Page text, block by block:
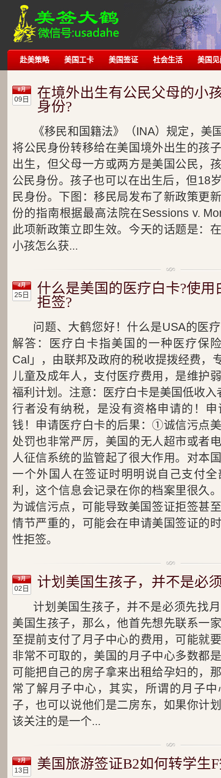
赴美策略 美国工卡 美国签证 社会生活 美国见
8月
09日
在境外出生有公民父母的小
身份?
《移民和国籍法》（INA）规定，美
将公民身份转移给在美国境外出生的孩
出生，但父母一方或两方是美国公民，
公民身份。孩子也可以在出生后，但18
民身份。下图：移民局发布了新政策更
份的指南根据最高法院在Sessions v.
此项新政策立即生效。今天的话题是：
小孩怎么获...
4月
25日
什么是美国的医疗白卡?使
拒签?
问题、大鹤您好！什么是USA的医
解答：医疗白卡指美国的一种医疗保
Cal」，由联邦及政府的税收提拨经费，
儿童及成年人，支付医疗费用，是维护
福利计划。注意：医疗白卡是美国低收
行者没有纳税，是没有资格申请的！
钱！申请医疗白卡的后果：①诚信污点
处罚也非常严厉，美国的无人超市或者
人征信系统的监管起了很大作用。对本
一个外国人在签证时明明说自己支付
利，这个信息会记录在你的档案里很久
为诚信污点，可能导致美国签证拒签甚
情节严重的，可能会在申请美国签证的
性拒签。
3月
02日 计划美国生孩子，并不是必
计划美国生孩子，并不是必须先找
美国生孩子，那么，他首先想先联系一
至提前支付了月子中心的费用，可能就
非常不可取的，美国的月子中心多数都
可能把自己的房子拿来出租给孕妇的，
常了解月子中心，其实，所谓的月子
子，也可以说他们是二房东，如果你计
该关注的是一个...
2月
13日 美国旅游签证B2如何转学生